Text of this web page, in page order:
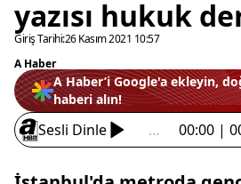
yazısı hukuk
Giriş Tarihi:26 Kasım 2021 10:57
A Haber
A Haber’i Google'a ekleyin,
haberi alın!
Sesli Dinle ... 00:00 |